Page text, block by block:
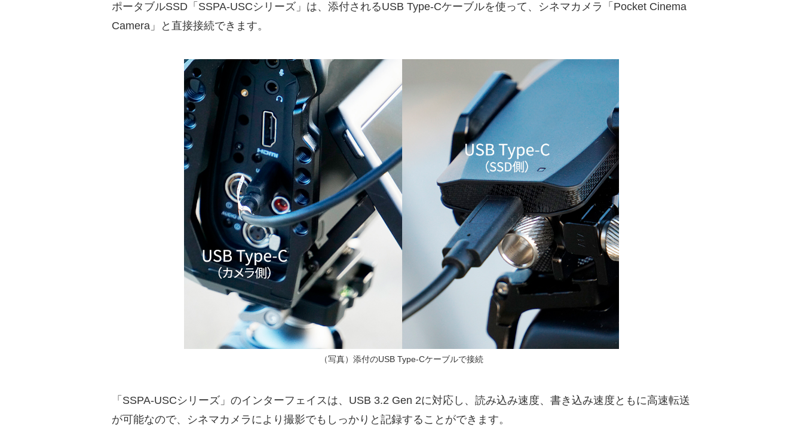
ポータブルSSD「SSPA-USCシリーズ」は、添付されるUSB Type-Cケーブルを使って、シネマカメラ「Pocket Cinema
Camera」と直接接続できます。
（写真）添付のUSB Type-Cケーブルで接続
「SSPA-USCシリーズ」のインターフェイスは、USB 3.2 Gen 2に対応し、読み込み速度、書き込み速度ともに高速転送
が可能なので、シネマカメラにより撮影でもしっかりと記録することができます。